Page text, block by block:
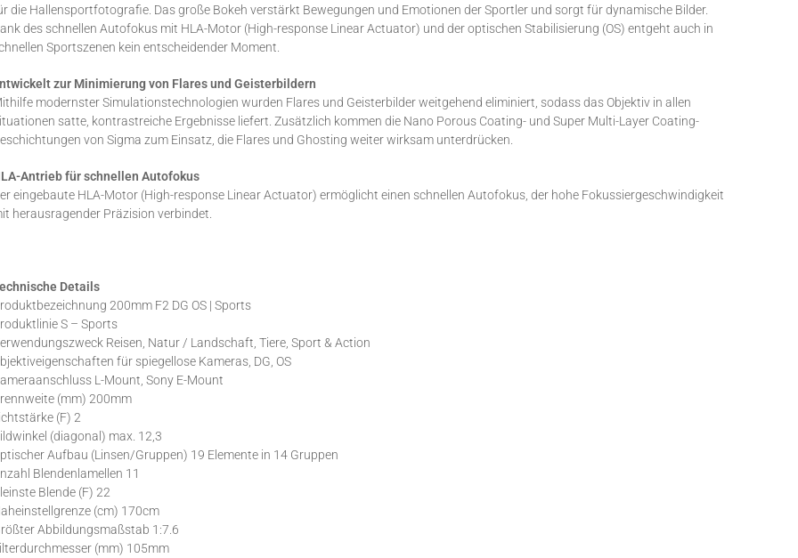
die Hallensportfotografie. Das große Bokeh verstärkt Bewegungen und Emotionen der Sportler und sorgt für dynamische Bilder.
des schnellen Autofokus mit HLA-Motor (High-response Linear Actuator) und der optischen Stabilisierung (OS) entgeht auch in
Sportszenen kein entscheidender Moment.
zur Minimierung von Flares und Geisterbildern
modernster Simulationstechnologien wurden Flares und Geisterbilder weitgehend eliminiert, sodass das Objektiv in allen
satte, kontrastreiche Ergebnisse liefert. Zusätzlich kommen die Nano Porous Coating- und Super Multi-Layer Coating-
von Sigma zum Einsatz, die Flares und Ghosting weiter wirksam unterdrücken.
Antrieb für schnellen Autofokus
eingebaute HLA-Motor (High-response Linear Actuator) ermöglicht einen schnellen Autofokus, der hohe Fokussiergeschwindigkeit
herausragender Präzision verbindet.
Details
200mm F2 DG OS | Sports
S – Sports
Reisen, Natur / Landschaft, Tiere, Sport & Action
für spiegellose Kameras, DG, OS
L-Mount, Sony E-Mount
(mm) 200mm
(F) 2
(diagonal) max. 12,3
Aufbau (Linsen/Gruppen) 19 Elemente in 14 Gruppen
Blendenlamellen 11
Blende (F) 22
(cm) 170cm
Abbildungsmaßstab 1:7.6
(mm) 105mm